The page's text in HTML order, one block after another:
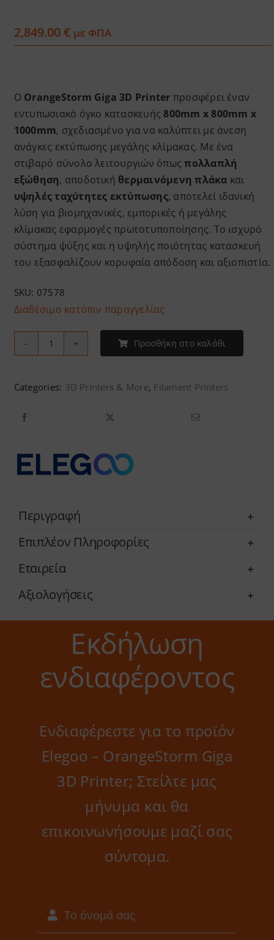
Επικοινωνία
2,849.00€ με ΦΠΑ
Ο OrangeStorm Giga 3D Printer προσφέρει έναν
εντυπωσιακό όγκο κατασκευής800mm x 800mm x
1000mm, σχεδιασμένο για να καλύπτει με άνεση
ανάγκες εκτύπωσης μεγάλης κλίμακας. Με ένα
στιβαρό σύνολο λειτουργιών όπωςπολλαπλή
εξώθηση, αποδοτική θερμαινόμενη πλάκα και
υψηλές ταχύτητες εκτύπωσης, αποτελεί ιδανική
λύση για βιομηχανικές, εμπορικές ή μεγάλης
κλίμακας εφαρμογές πρωτοτυποποίησης. Το ισχυρό
σύστημα ψύξης και η υψηλής ποιότητας κατασκευή
του εξασφαλίζουν κορυφαία απόδοση και αξιοπιστία.
SKU: 07578
Διαθέσιμο κατόπιν παραγγελίας
Elegoo
OrangeStorm
Προσθήκη στο καλάθι
Categories: 3D Printers & More, Filament Printers
Περιγραφή
Επιπλέον Πληροφορίες
Εταιρεία
Αξιολογήσεις
Εκδήλωση
ενδιαφέροντος
Ενδιαφέρεστε για το προϊόν
Elegoo – OrangeStorm Giga
3D Printer; Στείλτε μας
μήνυμα και θα
επικοινωνήσουμε μαζί σας
σύντομα.